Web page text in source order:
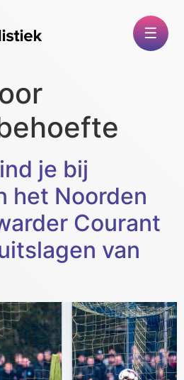
je bij
het Noorden
Courant
van